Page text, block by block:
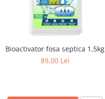
Bioactivator fosa septica 1,5kg
89,00 Lei